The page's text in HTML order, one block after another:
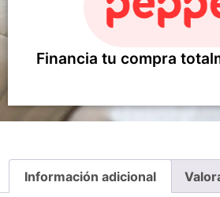
Financia tu compra
Información adicional